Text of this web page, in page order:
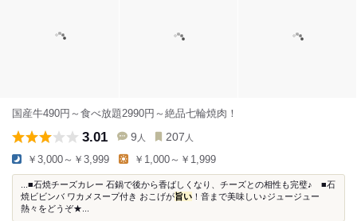
国産牛490円～食べ放題2990円～絶品七輪焼肉！
3.01 9 人 207 人
￥3,000～￥3,999 ￥1,000～￥1,999
...■石焼チーズカレー 石鍋で後から香ばしくなり、チーズとの相性も完璧♪ ■石
焼ビビンバ ワカメスープ付き おこげが旨い ！音まで美味しい♪ジュージュー
熱々をどうぞ★...